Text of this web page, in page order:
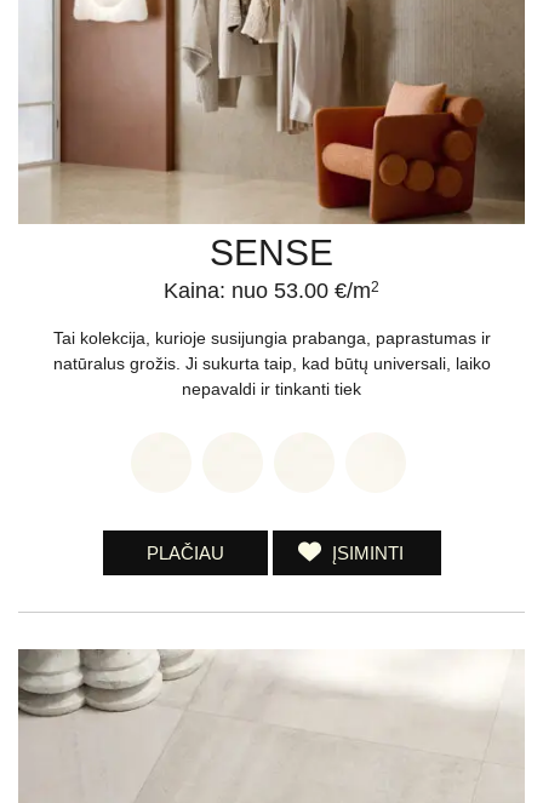
SENSE
Kaina: nuo 53.00 €/m2
Tai kolekcija, kurioje susijungia prabanga, paprastumas ir
natūralus grožis. Ji sukurta taip, kad būtų universali, laiko
nepavaldi ir tinkanti tiek
PLAČIAU ĮSIMINTI